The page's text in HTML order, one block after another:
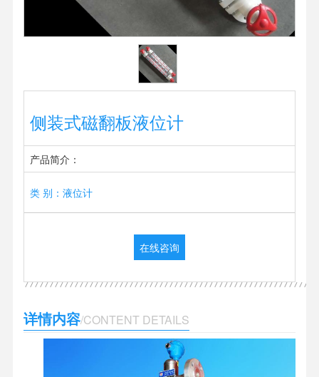
侧装式磁翻板液位计
产品简介：
类 别：液位计
在线咨询
详情内容/CONTENT DETAILS